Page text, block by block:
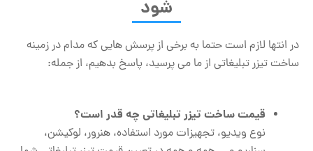
شود
در انتها لازم است حتما به برخی از پرسش هایی که مدام در زمینه
ساخت تیزر تبلیغاتی از ما می پرسید، پاسخ بدهیم، از جمله:
قیمت ساخت تیزر تبلیغاتی چه قدر است؟
نوع ویدیو، تجهیزات مورد استفاده، هنرور، لوکیشن،